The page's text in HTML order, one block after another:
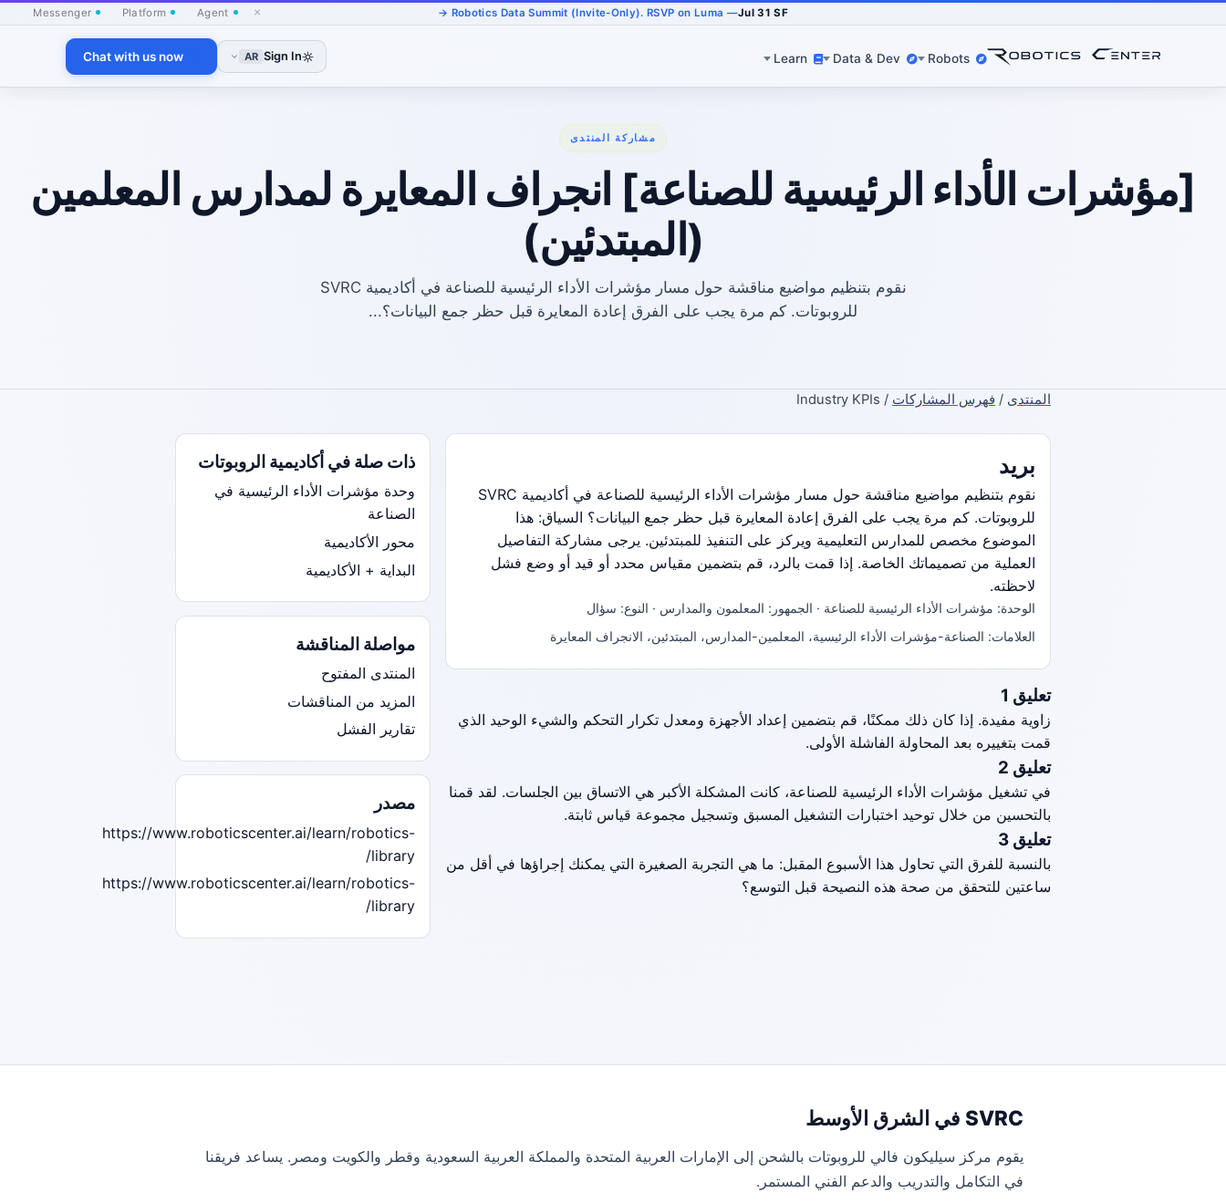
Jul 31 SF
— Robotics Data Summit (Invite-Only). RSVP on Luma →
×
Agent
Platform
Messenger
Robots
Data & Dev
Learn
Sign In
AR
Chat with us now
مشاركة المنتدى
[مؤشرات الأداء الرئيسية للصناعة] انجراف المعايرة لمدارس المعلمين
(المبتدئين)
نقوم بتنظيم مواضيع مناقشة حول مسار مؤشرات الأداء الرئيسية للصناعة في أكاديمية SVRC
للروبوتات. كم مرة يجب على الفرق إعادة المعايرة قبل حظر جمع البيانات؟...
المنتدى / فهرس المشاركات / Industry KPIs
بريد
نقوم بتنظيم مواضيع مناقشة حول مسار مؤشرات الأداء الرئيسية للصناعة في أكاديمية SVRC
للروبوتات. كم مرة يجب على الفرق إعادة المعايرة قبل حظر جمع البيانات؟ السياق: هذا
الموضوع مخصص للمدارس التعليمية ويركز على التنفيذ للمبتدئين. يرجى مشاركة التفاصيل
العملية من تصميماتك الخاصة. إذا قمت بالرد، قم بتضمين مقياس محدد أو قيد أو وضع فشل
لاحظته.
الوحدة: مؤشرات الأداء الرئيسية للصناعة · الجمهور: المعلمون والمدارس · النوع: سؤال
العلامات: الصناعة-مؤشرات الأداء الرئيسية، المعلمين-المدارس، المبتدئين، الانجراف المعايرة
تعليق 1
زاوية مفيدة. إذا كان ذلك ممكنًا، قم بتضمين إعداد الأجهزة ومعدل تكرار التحكم والشيء الوحيد الذي
قمت بتغييره بعد المحاولة الفاشلة الأولى.
تعليق 2
في تشغيل مؤشرات الأداء الرئيسية للصناعة، كانت المشكلة الأكبر هي الاتساق بين الجلسات. لقد قمنا
بالتحسين من خلال توحيد اختبارات التشغيل المسبق وتسجيل مجموعة قياس ثابتة.
تعليق 3
بالنسبة للفرق التي تحاول هذا الأسبوع المقبل: ما هي التجربة الصغيرة التي يمكنك إجراؤها في أقل من
ساعتين للتحقق من صحة هذه النصيحة قبل التوسع؟
ذات صلة في أكاديمية الروبوتات
وحدة مؤشرات الأداء الرئيسية في
الصناعة
محور الأكاديمية
البداية + الأكاديمية
مواصلة المناقشة
المنتدى المفتوح
المزيد من المناقشات
تقارير الفشل
مصدر
https://www.roboticscenter.ai/learn/robotics-
library/
https://www.roboticscenter.ai/learn/robotics-
library/
SVRC في الشرق الأوسط
يقوم مركز سيليكون فالي للروبوتات بالشحن إلى الإمارات العربية المتحدة والمملكة العربية السعودية وقطر والكويت ومصر. يساعد فريقنا
في التكامل والتدريب والدعم الفني المستمر.